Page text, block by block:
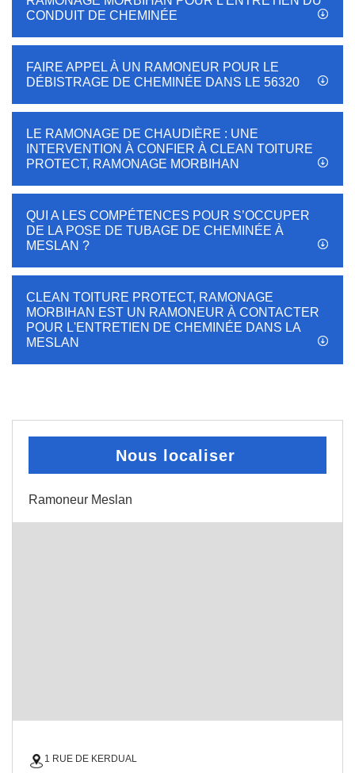
CONDUIT DE CHEMINÉE
FAIRE APPEL À UN RAMONEUR POUR LE
DÉBISTRAGE DE CHEMINÉE DANS LE 56320
LE RAMONAGE DE CHAUDIÈRE : UNE
INTERVENTION À CONFIER À CLEAN TOITURE
PROTECT, RAMONAGE MORBIHAN
QUI A LES COMPÉTENCES POUR S’OCCUPER
DE LA POSE DE TUBAGE DE CHEMINÉE À
MESLAN ?
CLEAN TOITURE PROTECT, RAMONAGE
MORBIHAN EST UN RAMONEUR À CONTACTER
POUR L'ENTRETIEN DE CHEMINÉE DANS LA
MESLAN
Nous localiser
Ramoneur Meslan
1 RUE DE KERDUAL